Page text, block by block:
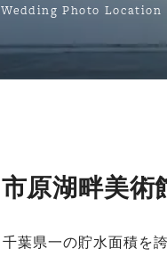
Wedding Photo Location
市原湖畔美術
千葉県一の貯水面積を